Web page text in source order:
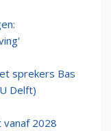
sprekers Bas
Delft)
2028